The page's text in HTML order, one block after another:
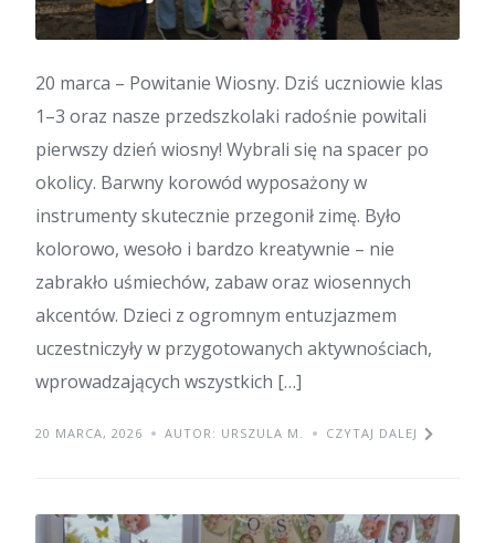
20 marca – Powitanie Wiosny. Dziś uczniowie klas
1–3 oraz nasze przedszkolaki radośnie powitali
pierwszy dzień wiosny! Wybrali się na spacer po
okolicy. Barwny korowód wyposażony w
instrumenty skutecznie przegonił zimę. Było
kolorowo, wesoło i bardzo kreatywnie – nie
zabrakło uśmiechów, zabaw oraz wiosennych
akcentów. Dzieci z ogromnym entuzjazmem
uczestniczyły w przygotowanych aktywnościach,
wprowadzających wszystkich […]
20 MARCA, 2026 AUTOR: URSZULA M. CZYTAJ DALEJ